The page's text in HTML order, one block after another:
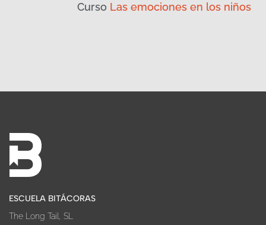
Curso Las emociones en los niños
ESCUELA BITÁCORAS
The Long Tail, SL